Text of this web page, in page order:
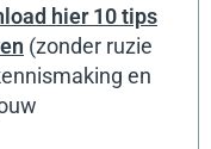
hier 10 tips
(zonder ruzie
en